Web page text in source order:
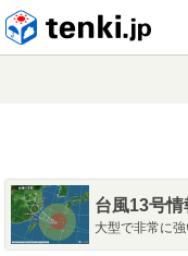
台風13号情
大型で非常に